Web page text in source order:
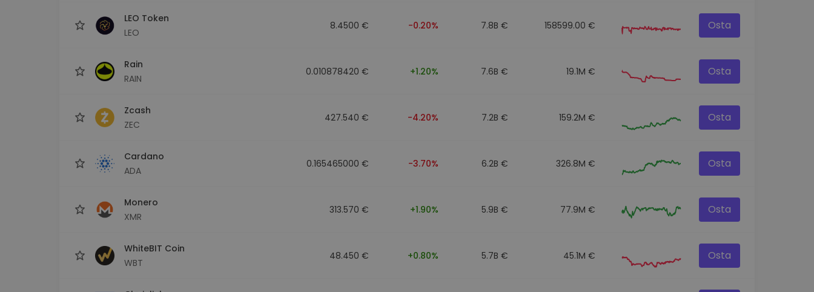
LEO Token
LEO
8.4500 € -0.20% 7.8B € 158599.00 € Osta
Rain
RAIN
0.010878420 € +1.20% 7.6B € 19.1M € Osta
Zcash
ZEC
427.540 € -4.20% 7.2B € 159.2M € Osta
Cardano
ADA
0.165465000 € -3.70% 6.2B € 326.8M € Osta
Monero
XMR
313.570 € +1.90% 5.9B € 77.9M € Osta
WhiteBIT Coin
WBT
48.450 € +0.80% 5.7B € 45.1M € Osta